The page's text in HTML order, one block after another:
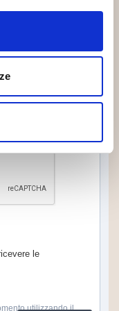
abc@xyz.com
le
utilizzando il